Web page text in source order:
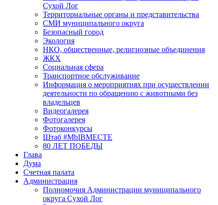
Сухой Лог
Территориальные органы и представительства
СМИ муниципального округа
Безопасный город
Экология
НКО, общественные, религиозные объединения
ЖКХ
Социальная сфера
Транспортное обслуживание
Информация о мероприятиях при осуществлении
деятельности по обращению с животными без
владельцев
Видеогалерея
Фотогалерея
Фотоконкурсы
Штаб #MbIBMECTE
80 ЛЕТ ПОБЕДЫ
Глава
Дума
Счетная палата
Администрация
Полномочия Администрации муниципального
округа Сухой Лог